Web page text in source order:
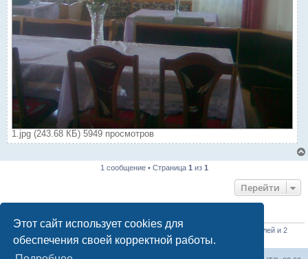
Этот сайт использует cookies для
обеспечения своей корректной работы.
1.jpg (243.68 КБ) 5949 просмотров
1 сообщение • Страница 1 из 1
Перейти
КТО СЕЙЧАС НА КОНФЕРЕНЦИИ
Сейчас этот форум просматривают: нет зарегистрированных пользователей и 2
гостя